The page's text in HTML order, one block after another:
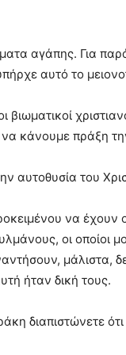
αγάπης. Για
αυτό το
να κάνουμε πράξη
αυτοθυσία του
να έχουν
οι οποίοι
μάλιστα,
ήταν δική τους.
διαπιστώνετε